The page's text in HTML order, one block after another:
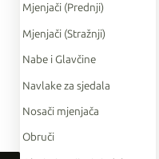
Mjenjači (Prednji)
Mjenjači (Stražnji)
Nabe i Glavčine
Navlake za sjedala
Nosači mjenjača
Obruči